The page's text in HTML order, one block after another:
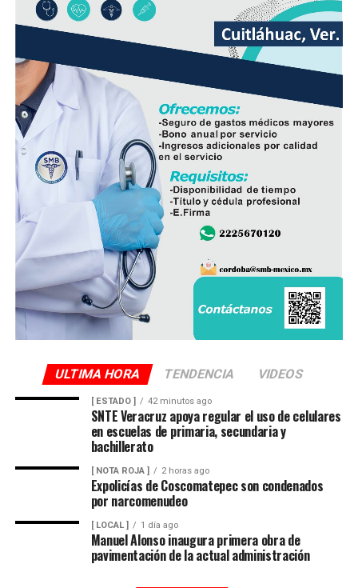
diligencias correspondientes para determinar las causas
del accidente y el deslinde de responsabilidades.
ULTIMA HORA TENDENCIA VIDEOS
[ ESTADO ] 42 minutos ago
SNTE Veracruz apoya regular el uso de celulares
en escuelas de primaria, secundaria y
bachillerato
[ NOTA ROJA ] 2 horas ago
Expolicías de Coscomatepec son condenados
por narcomenudeo
[ LOCAL ] 1 día ago
Manuel Alonso inaugura primera obra de
pavimentación de la actual administración